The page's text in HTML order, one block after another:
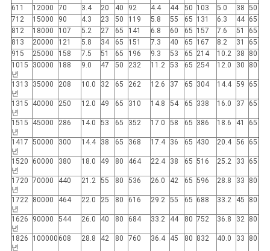
611
12000 70 3.4 20 40 92 4.4 44 50 103 5.0 38 50
712
15000 90 4.3 23 50 119 5.8 55 65 131 6.3 44 65
812
18000 107 5.2 27 65 141 6.8 60 65 157 7.6 51
65
813
20000 121 5.8 34 65 151 7.3 40 65 167 8.2 31
65
915
25000 158 7.5 51 65 196 9.3 53 65 214 10.2 38
80
1015
년
30000 188 9.0 47 50 232 11.2 53 65 254 12.0 30 80
1313
년
35000 208 10.0 32 65 262 12.6 37 65 304 14.4 59 65
1315
년
40000 250 12.0 49 65 310 14.8 54 65 338 16.0 37 65
1515
년
45000 286 14.0 53 65 352 17.0 58 65 386 18.6 41 65
1417
년
50000 300 14.4 38 65 368 17.4 36 65 430 20.4 56 65
1520
년
60000 380 18.0 49 80 464 22.4 38 65 516 25.2 33 65
1720
년
70000 440 21.2 55 80 536 26.0 42 65 596 28.8 33 80
1722
년
80000 464 22.0 25 80 616 29.2 55 65 688 33.2 45 80
1626
년
90000 544 26.0 40 80 684 33.2 44 80 752 36.8 32 80
1826
년
100000 608 28.8 42 80 760 36.4 45 80 832 40.0 33 80